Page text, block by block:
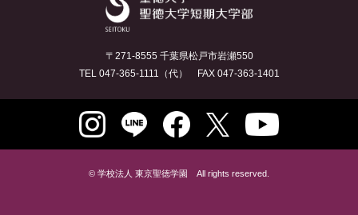
〒271-8555 千葉県松戸市岩瀬550
TEL 047-365-1111（代） FAX 047-363-1401
© 学校法人 東京聖徳学園 All rights reserved.